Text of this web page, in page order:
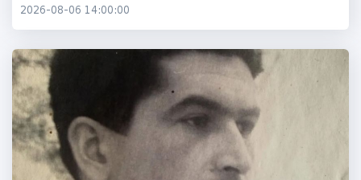
2026-08-06 14:00:00